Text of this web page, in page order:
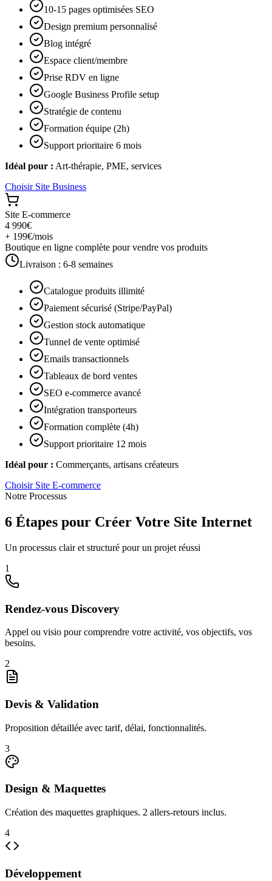
10-15 pages optimisées SEO
Design premium personnalisé
Blog intégré
Espace client/membre
Prise RDV en ligne
Google Business Profile setup
Stratégie de contenu
Formation équipe (2h)
Support prioritaire 6 mois
Idéal pour : Art-thérapie, PME, services
Choisir Site Business
Site E-commerce
4 990€
+ 199€/mois
Boutique en ligne complète pour vendre vos produits
Livraison : 6-8 semaines
Catalogue produits illimité
Paiement sécurisé (Stripe/PayPal)
Gestion stock automatique
Tunnel de vente optimisé
Emails transactionnels
Tableaux de bord ventes
SEO e-commerce avancé
Intégration transporteurs
Formation complète (4h)
Support prioritaire 12 mois
Idéal pour : Commerçants, artisans créateurs
Choisir Site E-commerce
Notre Processus
6 Étapes pour Créer Votre Site Internet
Un processus clair et structuré pour un projet réussi
1
Rendez-vous Discovery
Appel ou visio pour comprendre votre activité, vos objectifs, vos
besoins.
2
Devis & Validation
Proposition détaillée avec tarif, délai, fonctionnalités.
3
Design & Maquettes
Création des maquettes graphiques. 2 allers-retours inclus.
4
Développement